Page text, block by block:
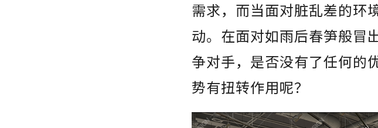
需求，而当面对脏乱差的环
动。在面对如雨后春笋般冒
争对手，是否没有了任何的
势有扭转作用呢？